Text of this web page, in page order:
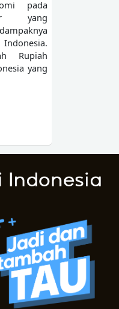
pada
yang
Rupiah
yang